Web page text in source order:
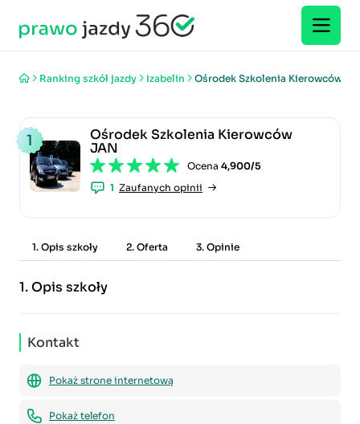
Ranking szkół jazdy Izabelin Ośrodek Szkolenia Kierowców
1
Ośrodek Szkolenia Kierowców
JAN
Ocena4,900/5
1 Zaufanych opinii
1. Opis szkoły 2. Oferta 3. Opinie
1.Opis szkoły
Kontakt
Pokaż strone internetową
Pokaż telefon